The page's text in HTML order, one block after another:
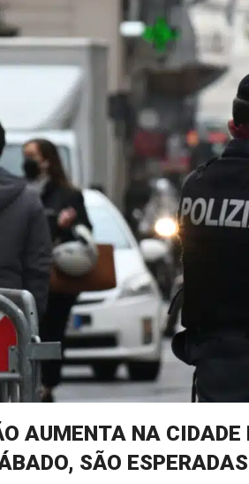
AUMENTA NA CIDADE
SÃO